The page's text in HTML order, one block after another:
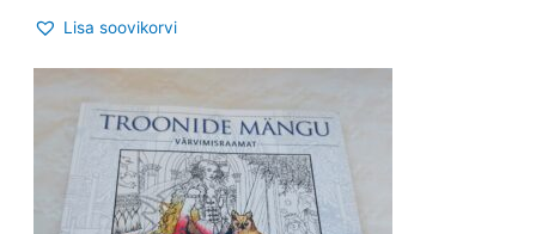
Lisa soovikorvi